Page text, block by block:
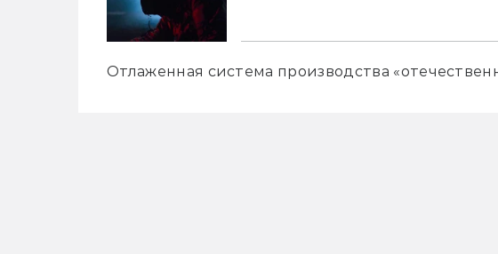
Отлаженная система производства